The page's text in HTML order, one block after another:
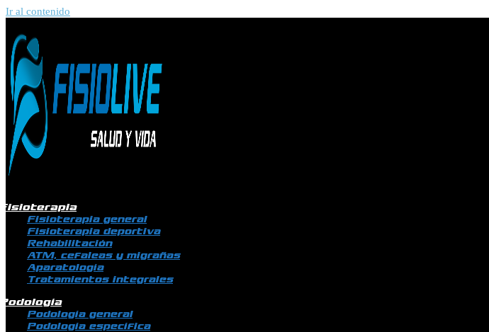
Ir al contenido
Fisioterapia general
Fisioterapia deportiva
Rehabilitación
ATM, cefaleas y migrañas
Aparatología
Tratamientos integrales
Podología general
Podología específica